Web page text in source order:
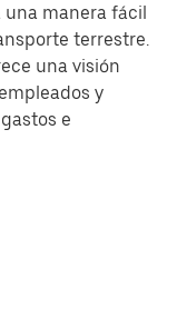
una manera fácil
terrestre.
una visión
y
e